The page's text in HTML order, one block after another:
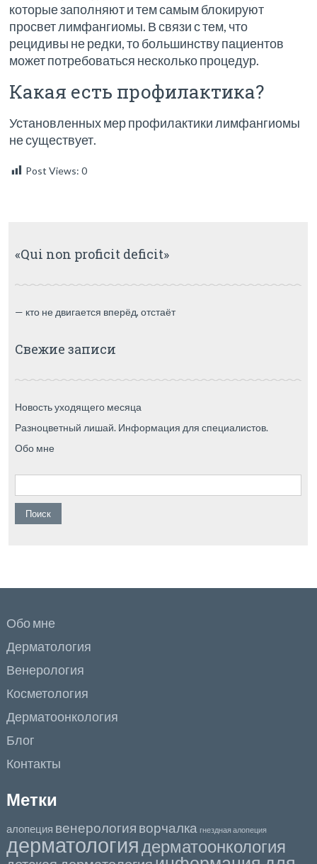
которые заполняют и тем самым блокируют
просвет лимфангиомы. В связи с тем, что
рецидивы не редки, то большинству пациентов
может потребоваться несколько процедур.
Какая есть профилактика?
Установленных мер профилактики лимфангиомы
не существует.
Post Views: 0
«Qui non proficit deficit»
— кто не двигается вперёд, отстаёт
Свежие записи
Новость уходящего месяца
Разноцветный лишай. Информация для специалистов.
Обо мне
Найти:
Обо мне
Дерматология
Венерология
Косметология
Дерматоонкология
Блог
Контакты
Метки
алопеция венерология ворчалка гнездная алопеция
дерматологиядерматоонкология